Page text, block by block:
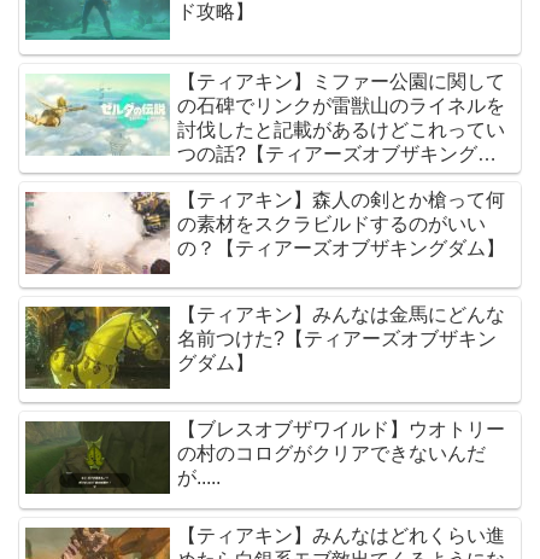
ド攻略】
【ティアキン】ミファー公園に関して
の石碑でリンクが雷獣山のライネルを
討伐したと記載があるけどこれってい
つの話?【ティアーズオブザキングダ
ム】
【ティアキン】森人の剣とか槍って何
の素材をスクラビルドするのがいい
の？【ティアーズオブザキングダム】
【ティアキン】みんなは金馬にどんな
名前つけた?【ティアーズオブザキン
グダム】
【ブレスオブザワイルド】ウオトリー
の村のコログがクリアできないんだ
が.....
【ティアキン】みんなはどれくらい進